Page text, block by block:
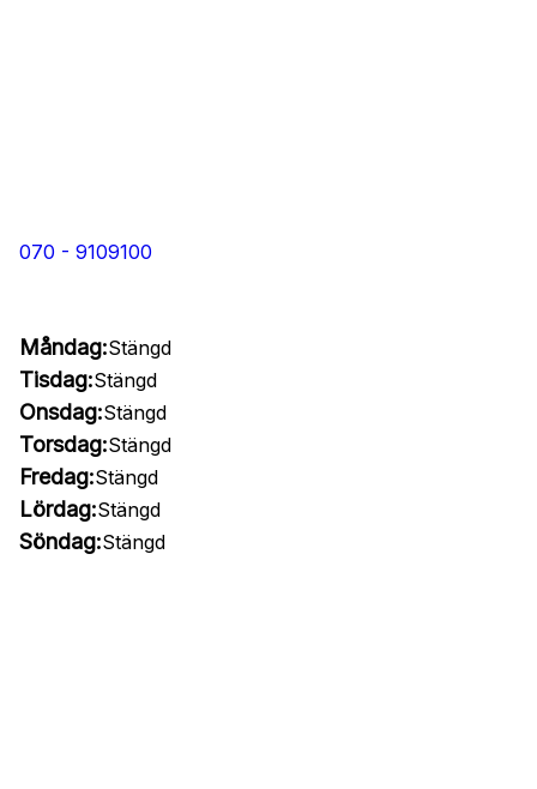
070 - 9109100
Måndag:Stängd
Tisdag:Stängd
Onsdag:Stängd
Torsdag:Stängd
Fredag:Stängd
Lördag:Stängd
Söndag:Stängd